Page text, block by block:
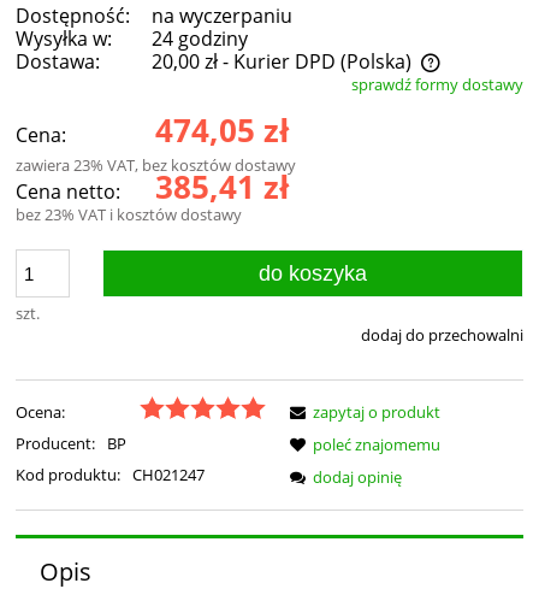
Dostępność:
na wyczerpaniu
Wysyłka w:
24 godziny
Dostawa:
20,00 zł- Kurier DPD (Polska)
Cena nie zawiera ewentualnych kosztów płatnościsprawdź formy dostawy
Cena: 474,05 zł
zawiera 23% VAT, bez kosztów dostawy
Cena netto: 385,41 zł
bez 23% VAT i kosztów dostawy
szt.
do koszyka
dodaj do przechowalni
Ocena:
Producent:
BP
Kod produktu: CH021247
zapytaj o produkt
poleć znajomemu
dodaj opinię
Opis